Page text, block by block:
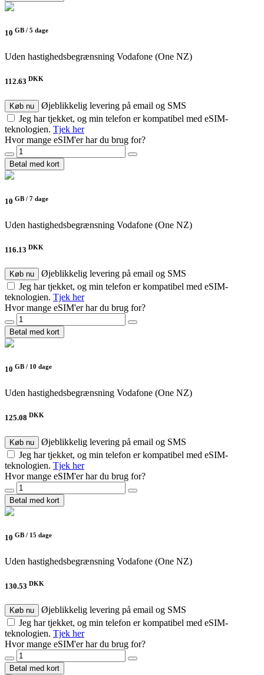
10 GB / 5 dage
Uden hastighedsbegrænsning Vodafone (One NZ)
112.63 DKK
Køb nu
Øjeblikkelig levering på email og SMS
Jeg har tjekket, og min telefon er kompatibel med eSIM-
teknologien. Tjek her
Hvor mange eSIM'er har du brug for?
Betal med kort
10 GB / 7 dage
Uden hastighedsbegrænsning Vodafone (One NZ)
116.13 DKK
Køb nu
Øjeblikkelig levering på email og SMS
Jeg har tjekket, og min telefon er kompatibel med eSIM-
teknologien. Tjek her
Hvor mange eSIM'er har du brug for?
Betal med kort
10 GB / 10 dage
Uden hastighedsbegrænsning Vodafone (One NZ)
125.08 DKK
Køb nu
Øjeblikkelig levering på email og SMS
Jeg har tjekket, og min telefon er kompatibel med eSIM-
teknologien. Tjek her
Hvor mange eSIM'er har du brug for?
Betal med kort
10 GB / 15 dage
Uden hastighedsbegrænsning Vodafone (One NZ)
130.53 DKK
Køb nu
Øjeblikkelig levering på email og SMS
Jeg har tjekket, og min telefon er kompatibel med eSIM-
teknologien. Tjek her
Hvor mange eSIM'er har du brug for?
Betal med kort